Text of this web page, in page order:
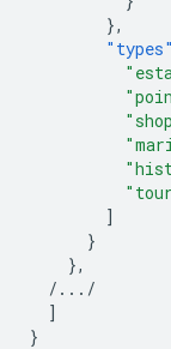
},
"types"
]
}
},
/.../
]
}